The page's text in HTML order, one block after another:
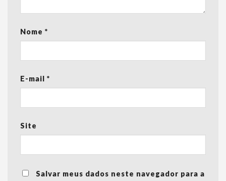
Nome *
E-mail *
Site
Salvar meus dados neste navegador para a